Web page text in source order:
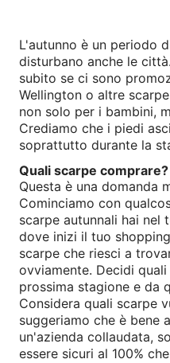
L'autunno è un periodo
disturbano anche le
subito se ci sono
Wellington o altre
non solo per i bambini,
Crediamo che i piedi
soprattutto durante la
Quali scarpe comprare?
Questa è una domanda
Cominciamo con
scarpe autunnali hai nel
dove inizi il tuo
scarpe che riesci a
ovviamente. Decidi
prossima stagione e da
Considera quali scarpe
suggeriamo che è bene
un'azienda collaudata,
essere sicuri al 100%